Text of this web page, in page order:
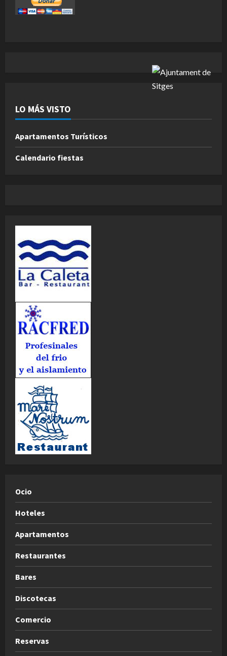
LO MÁS VISTO
Apartamentos Turísticos
Calendario fiestas
Ocio
Hoteles
Apartamentos
Restaurantes
Bares
Discotecas
Comercio
Reservas